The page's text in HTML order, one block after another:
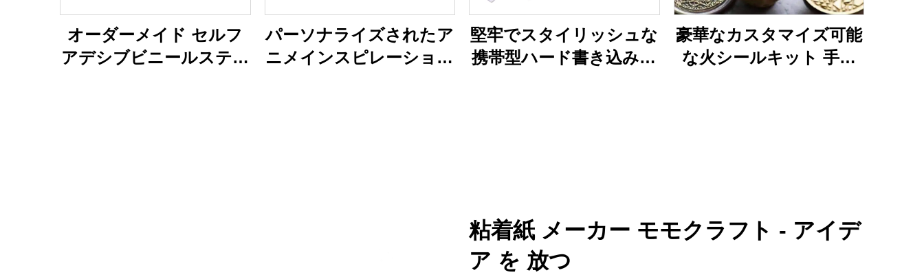
オーダーメイド セルフ
アデシブビニールステッ
パーソナライズされたア
ニメインスピレーション
堅牢でスタイリッシュな
携帯型ハード書き込みボ
豪華なカスタマイズ可能
な火シールキット 手作
粘着紙 メーカー モモクラフト - アイデ
ア を 放つ